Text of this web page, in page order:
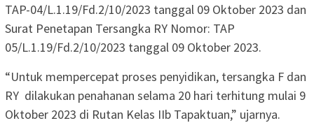
TAP-04/L.1.19/Fd.2/10/2023 tanggal 09 Oktober 2023 dan
Surat Penetapan Tersangka RY Nomor: TAP
05/L.1.19/Fd.2/10/2023 tanggal 09 Oktober 2023.
“Untuk mempercepat proses penyidikan, tersangka F dan
RY dilakukan penahanan selama 20 hari terhitung mulai 9
Oktober 2023 di Rutan Kelas IIb Tapaktuan,” ujarnya.